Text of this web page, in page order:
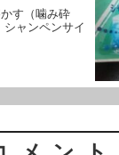
す（噛み砕
ャンペンサイ